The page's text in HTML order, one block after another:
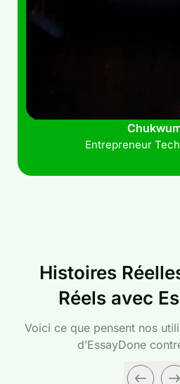
Entrepreneur
Histoires
Réels avec
Voici ce que pensent nos
d’EssayDone